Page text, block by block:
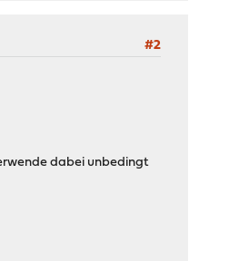
#2
dabei unbedingt